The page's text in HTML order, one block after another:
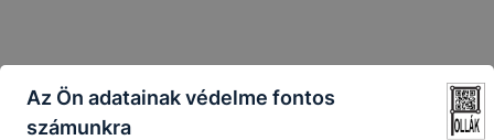
Az Ön adatainak védelme fontos
számunkra